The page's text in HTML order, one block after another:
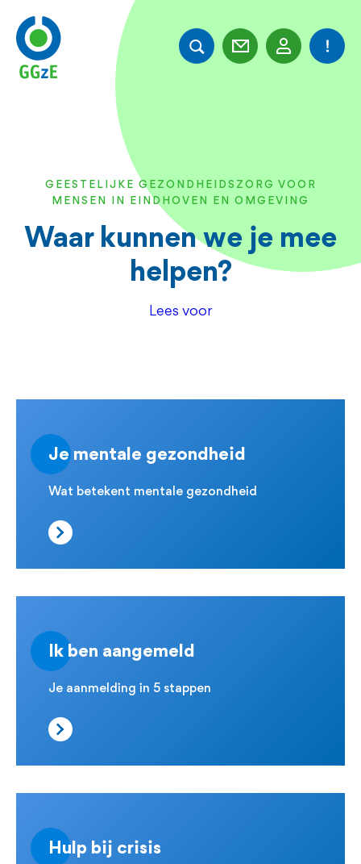
Overslaan
naar
GEESTELIJKE GEZONDHEIDSZORG VOOR
MENSEN IN EINDHOVEN EN OMGEVING
Waar kunnen we je mee
helpen?
Lees voor
Je mentale gezondheid
Wat betekent mentale gezondheid
Ik ben aangemeld
Je aanmelding in 5 stappen
Hulp bij crisis